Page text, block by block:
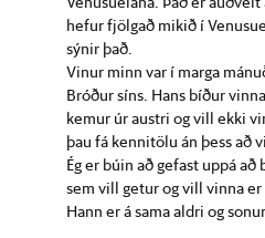
hefur fjölgað mikið í
sýnir það.
Vinur minn var í marga
Bróður síns. Hans bíður
kemur úr austri og vill ekki
þau fá kennitölu án þess að
Ég er búin að gefast uppá
sem vill getur og vill vinna
Hann er á sama aldri og